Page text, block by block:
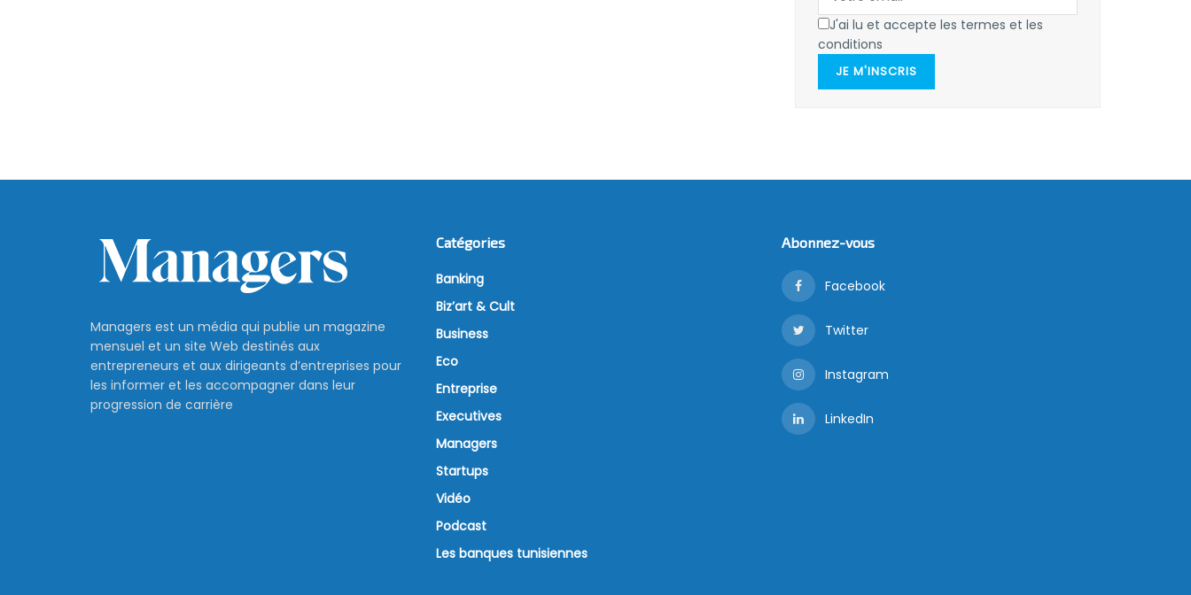
J'ai lu et accepte les termes et les
conditions
JE M'INSCRIS
Managers est un média qui publie un magazine
mensuel et un site Web destinés aux
entrepreneurs et aux dirigeants d’entreprises pour
les informer et les accompagner dans leur
progression de carrière
Catégories
Banking
Biz’art & Cult
Business
Eco
Entreprise
Executives
Managers
Startups
Vidéo
Podcast
Les banques tunisiennes
Abonnez-vous
Facebook
Twitter
Instagram
LinkedIn